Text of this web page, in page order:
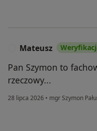
Mateusz
Pan Szymon to
rzeczowy...
28 lipca 2026 • mgr Szymon